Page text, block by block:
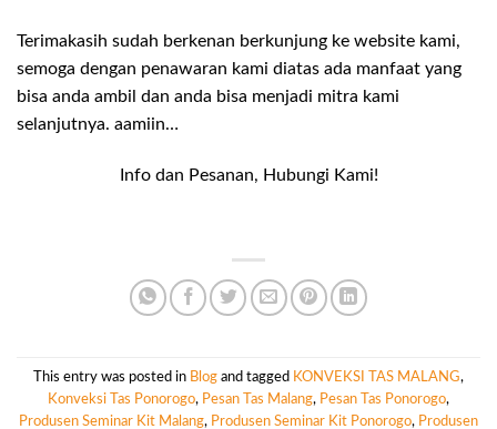
Terimakasih sudah berkenan berkunjung ke website kami,
semoga dengan penawaran kami diatas ada manfaat yang
bisa anda ambil dan anda bisa menjadi mitra kami
selanjutnya. aamiin…
Info dan Pesanan, Hubungi Kami!
This entry was posted in Blog and tagged KONVEKSI TAS MALANG,
Konveksi Tas Ponorogo, Pesan Tas Malang, Pesan Tas Ponorogo,
Produsen Seminar Kit Malang, Produsen Seminar Kit Ponorogo, Produsen